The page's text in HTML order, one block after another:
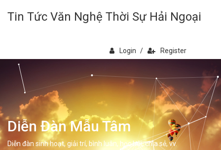
Tin Tức Văn Nghệ Thời Sự Hải Ngoại
Login / Register
Diễn Đàn Mẫu Tâm
Diễn đàn sinh hoạt, giải trí, bình luân, học hỏi, chia sẻ, vv.